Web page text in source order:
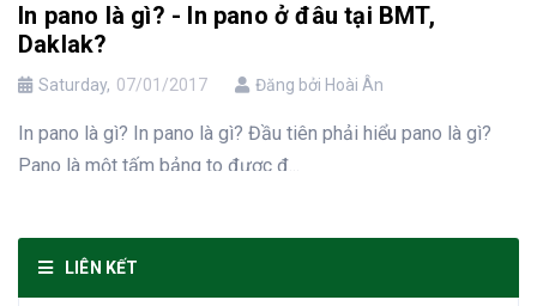
In pano là gì? - In pano ở đâu tại BMT,
Daklak?
Saturday, 07/01/2017 Đăng bởi Hoài Ân
In pano là gì? In pano là gì? Đầu tiên phải hiểu pano là gì?
Pano là một tấm bảng to được đ...
LIÊN KẾT